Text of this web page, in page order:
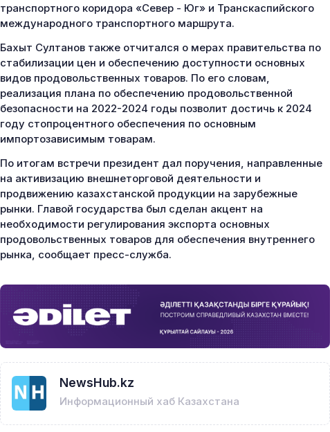
транспортного коридора «Север - Юг» и Транскаспийского
международного транспортного маршрута.
Бахыт Султанов также отчитался о мерах правительства по
стабилизации цен и обеспечению доступности основных
видов продовольственных товаров. По его словам,
реализация плана по обеспечению продовольственной
безопасности на 2022-2024 годы позволит достичь к 2024
году стопроцентного обеспечения по основным
импортозависимым товарам.
По итогам встречи президент дал поручения, направленные
на активизацию внешнеторговой деятельности и
продвижению казахстанской продукции на зарубежные
рынки. Главой государства был сделан акцент на
необходимости регулирования экспорта основных
продовольственных товаров для обеспечения внутреннего
рынка, сообщает пресс-служба.
NewsHub.kz
Информационный хаб Казахстана